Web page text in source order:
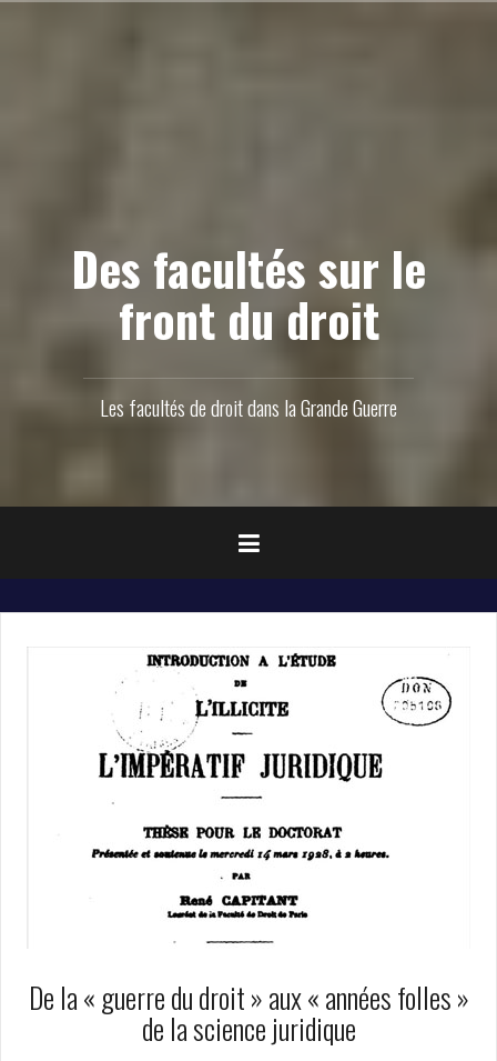
Des facultés sur le
front du droit
Les facultés de droit dans la Grande Guerre
De la « guerre du droit » aux « années folles »
de la science juridique